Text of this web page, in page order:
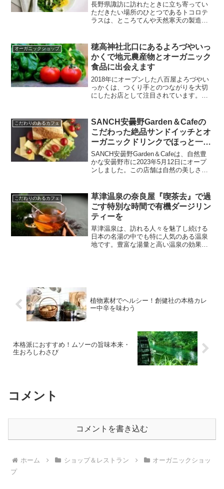
長野県諏訪に訪れたときに立ち寄ってい
ただきたい場所のひとつであるトコロテ
ラスは、ところてんや天然寒天の製造直
草100%であるということです。店舗内で
は寒天・ところてんを使ったランチメニ
ューや、コーヒー、ソフトクリーム、そ
の他ドリンクのテイクアウトも可能です
オーガニックショップ
穂高神社北口にあるよろづやいっ
かくで地元農産物とオーガニック
食品に出会えます
2018年にオープンした八百屋よろづやい
っかくは、つくり手とのつながりを大切
にしたお店として注目されています。場
しまれています。八百屋は、常に新鮮な
野菜や果物を揃えているだけでなく、生
産者からの直接の声を伝えることを大切
にしています。
こだわりのあるカフェ
SANCH安曇野Garden＆Cafeの
こだわった絶品サンドイッチとオ
ーガニックドリンクでほっと一息
を
SANCH安曇野Garden＆Cafeは、自然豊
かな安曇野市に2023年5月12日にオープ
ンしました。この店舗は自然の美しさを
ワーパーク安曇野内に位置しており、風
光明媚なロケーションに加え、カフェ自
身も明るい店内で落ち着いた雰囲気を持
っています。SANCH安曇野Garden＆
Cafeでは地元の素材を使った特製メニュ
ーを提供しており、訪れた方々に新鮮で
美味しい料理を楽しんでいただけます。
こだわりのあるカフェ
草津温泉の奈良屋『喫茶去』で過
ごす特別な時間で有機ダージリン
ティーを
草津温泉は、訪れる人々を魅了し続ける
日本の名湯の中でも特に人気のある温泉
地です。豊富な湯量と高い温泉の効果に
植物素材でヘルシー！創健社の本格カレ
ー中辛を味わう
本格派におすすめ！ムソーの旨味本来・
生おろしわさび
コメント
コメントを書き込む
ホーム ショップ＆レストラン
オーガニックショッ
プ